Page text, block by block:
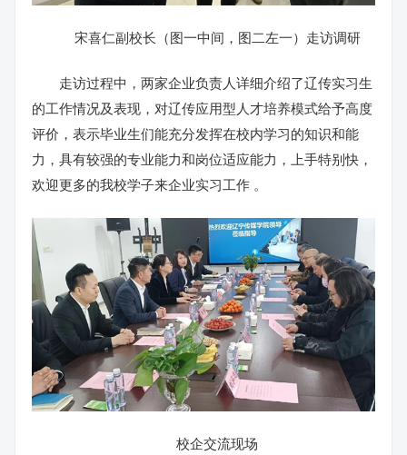
宋喜仁副校长（图一中间，图二左一）走访调研
走访过程中，两家企业负责人详细介绍了辽传实习生
的工作情况及表现，对辽传应用型人才培养模式给予高度
评价，表示毕业生们能充分发挥在校内学习的知识和能
力，具有较强的专业能力和岗位适应能力，上手特别快，
欢迎更多的我校学子来企业实习工作 。
校企交流现场